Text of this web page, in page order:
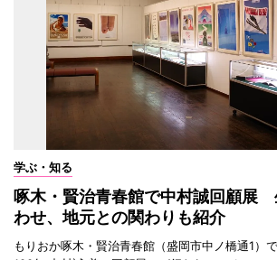
学ぶ・知る
啄木・賢治青春館で中村誠回顧展
わせ、地元との関わりも紹介
もりおか啄木・賢治青春館（盛岡市中ノ橋通1）